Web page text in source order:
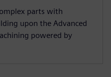
parts with
upon the Advanced
powered by